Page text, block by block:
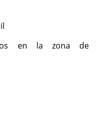
en la zona de